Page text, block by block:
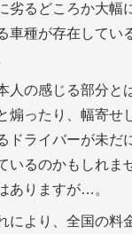
劣るどころか大幅
車種が存在してい
人の感じる部分と
煽ったり、幅寄せ
ドライバーが未だ
いるのかもしれま
ありますが…。
により、全国の料